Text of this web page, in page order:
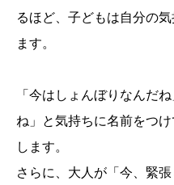
るほど、子どもは自分の
ます。
「今はしょんぼりなんだ
ね」と気持ちに名前をつ
します。
さらに、大人が「今、緊